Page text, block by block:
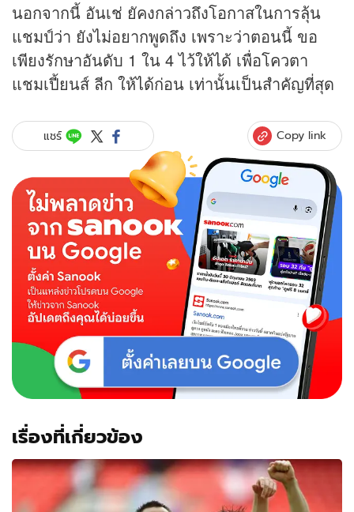
นอกจากนี้ อันเช่ ยัคงกล่าวถึงโอกาสในการลุ้น
แชมป์ว่า ยังไม่อยากพูดถึง เพราะว่าตอนนี้ ขอ
เพียงรักษาอันดับ 1 ใน 4 ไว้ให้ได้ เพื่อโควตา
แชมเปี้ยนส์ ลีก ให้ได้ก่อน เท่านั้นเป็นสำคัญที่สุด
แชร์ Copy link
เรื่องที่เกี่ยวข้อง